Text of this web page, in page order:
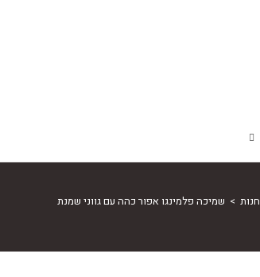
TOGGLE
חנות > שמיכה פלמינגו אפור כהה עם גווני שמנת